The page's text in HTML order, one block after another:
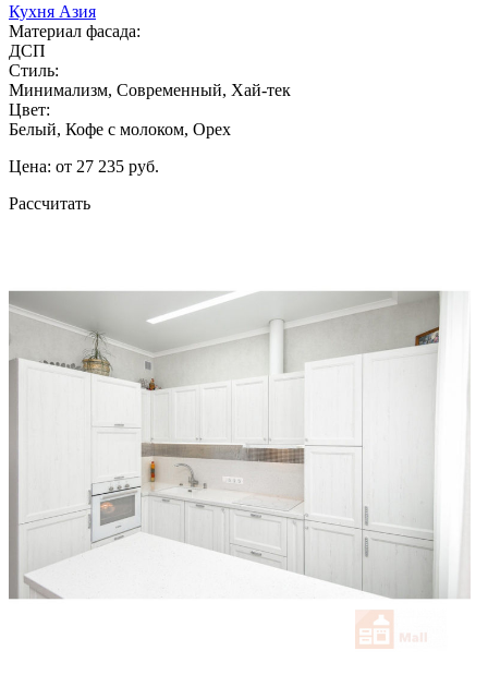
Кухня Азия
Материал фасада:
ДСП
Стиль:
Минимализм, Современный, Хай-тек
Цвет:
Белый, Кофе с молоком, Орех
Цена: от 27 235 руб.
Рассчитать